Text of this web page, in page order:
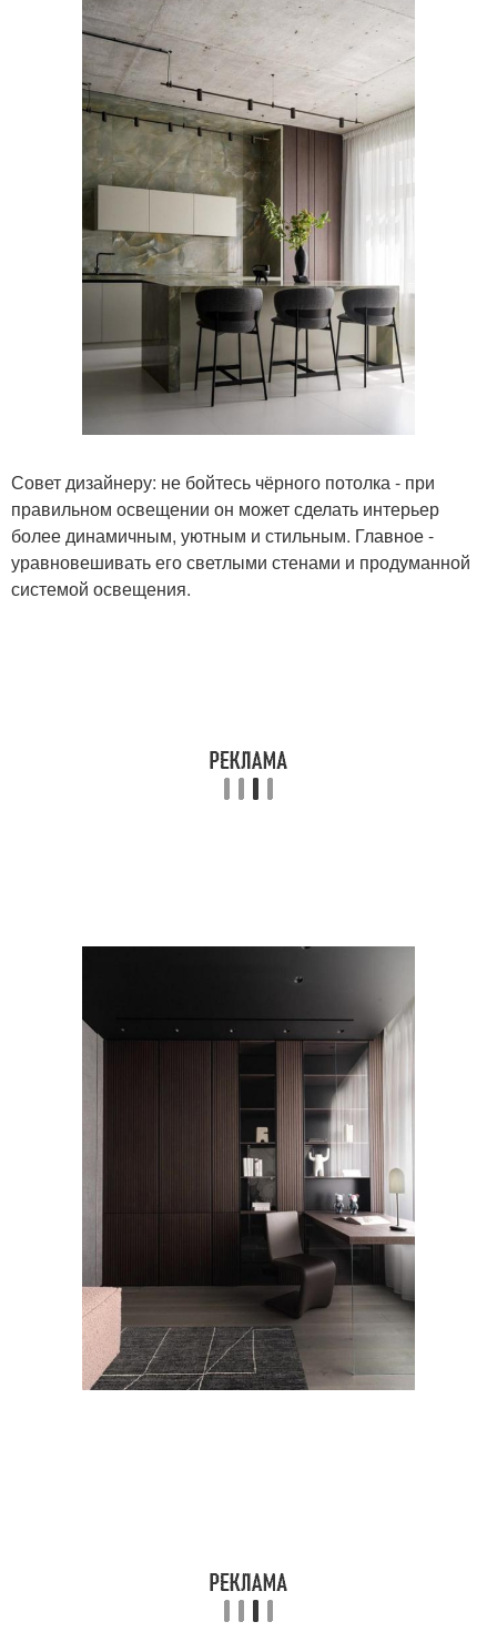
Совет дизайнеру: не бойтесь чёрного потолка - при
правильном освещении он может сделать интерьер
более динамичным, уютным и стильным. Главное -
уравновешивать его светлыми стенами и продуманной
системой освещения.